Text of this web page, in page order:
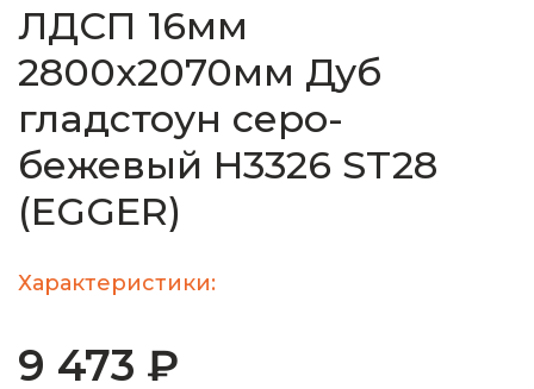
ЛДСП 16мм
2800х2070мм Дуб
гладстоун серо-
бежевый H3326 ST28
(EGGER)
Характеристики:
9 473 ₽